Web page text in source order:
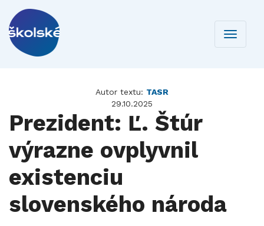
Toggle
Autor textu: TASR
29.10.2025
Prezident: Ľ. Štúr
výrazne ovplyvnil
existenciu
slovenského národa